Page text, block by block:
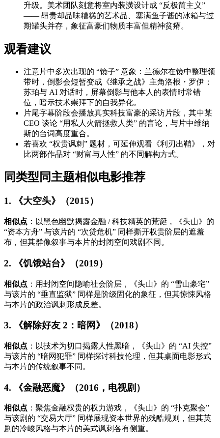
升级。美术团队刻意将室内装潢设计成 “反极简主义”
—— 昂贵却品味糟糕的艺术品、塞满鱼子酱的冰箱与过
期罐头并存，象征富豪们物质丰富但精神贫瘠。
观看建议
注意片中多次出现的 “镜子” 意象：兰德尔在镜中整理领
带时，倒影会短暂变成《继承之战》主角洛根・罗伊；
苏珀与 AI 对话时，屏幕倒影与他本人的表情时常错
位，暗示技术崇拜下的自我异化。
片尾字幕阶段会播放真实科技富豪的采访片段，其中某
CEO 谈论 “用私人火箭拯救人类” 的言论，与片中维纳
斯的台词高度重合。
若喜欢 “权贵讽刺” 题材，可延伸观看《利刃出鞘》，对
比两部作品对 “财富与人性” 的不同解构方式。
同类型同主题相似电影推荐
1. 《大空头》（2015）
相似点 ：以黑色幽默揭露金融 / 科技精英的荒诞，《头山》的
“资本方舟” 与该片的 “次贷危机” 同样撕开权贵阶层的遮羞
布，但其群像叙事与本片的封闭空间戏剧不同。
2. 《饥饿站台》（2019）
相似点 ：用封闭空间隐喻社会阶层，《头山》的 “雪山豪宅”
与该片的 “垂直监狱” 同样是阶级固化的象征，但其惊悚风格
与本片的政治讽刺形成反差。
3. 《解除好友 2：暗网》（2018）
相似点 ：以技术为切口揭露人性黑暗，《头山》的 “AI 失控”
与该片的 “暗网犯罪” 同样探讨科技伦理，但其桌面电影形式
与本片的传统叙事不同。
4. 《金融恶魔》（2016，电视剧）
相似点 ：聚焦金融权贵的权力游戏，《头山》的 “扑克聚会”
与该剧的 “交易大厅” 同样展现资本世界的残酷规则，但其英
剧的冷峻风格与本片的美式讽刺各有侧重。